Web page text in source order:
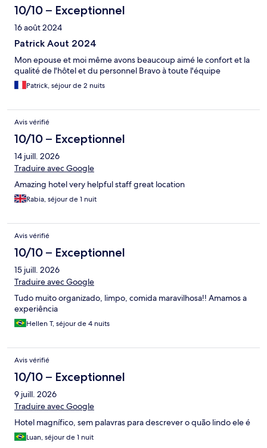
10/10 – Exceptionnel
16 août 2024
Patrick Aout 2024
Mon epouse et moi même avons beaucoup aimé le confort et la
qualité de l'hôtel et du personnel Bravo à toute l'équipe
Patrick, séjour de 2 nuits
Avis vérifié
10/10 – Exceptionnel
14 juill. 2026
Traduire avec Google
Amazing hotel very helpful staff great location
Rabia, séjour de 1 nuit
Avis vérifié
10/10 – Exceptionnel
15 juill. 2026
Traduire avec Google
Tudo muito organizado, limpo, comida maravilhosa!! Amamos a
experiência
Hellen T, séjour de 4 nuits
Avis vérifié
10/10 – Exceptionnel
9 juill. 2026
Traduire avec Google
Hotel magnífico, sem palavras para descrever o quão lindo ele é
Luan, séjour de 1 nuit